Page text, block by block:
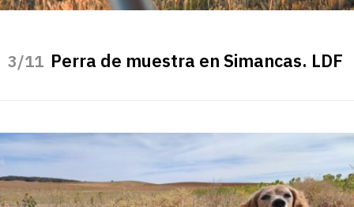
/11 Perra de muestra en Simancas. LDF